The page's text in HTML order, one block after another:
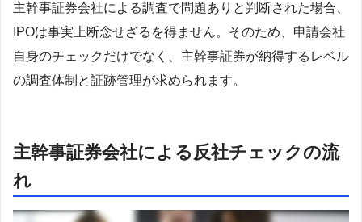
主幹事証券会社による調査で問題ありと判断された場合、
IPOは事実上断念せざるを得ません。そのため、申請会社
自身のチェックだけでなく、主幹事証券が納得するレベル
の調査体制と証跡管理が求められます。
主幹事証券会社による反社チェックの流
れ